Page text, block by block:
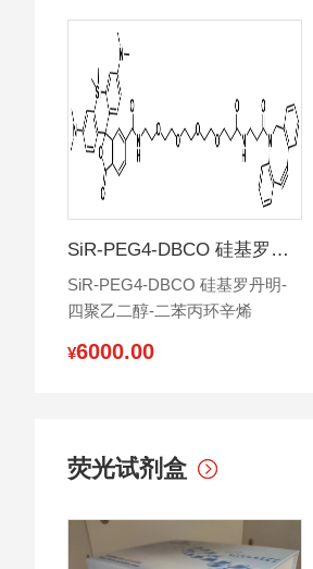
SiR-PEG4-DBCO 硅基罗丹明-四聚乙二醇-二苯丙环辛烯
SiR-PEG4-DBCO 硅基罗丹明-
四聚乙二醇-二苯丙环辛烯
¥6000.00
荧光试剂盒